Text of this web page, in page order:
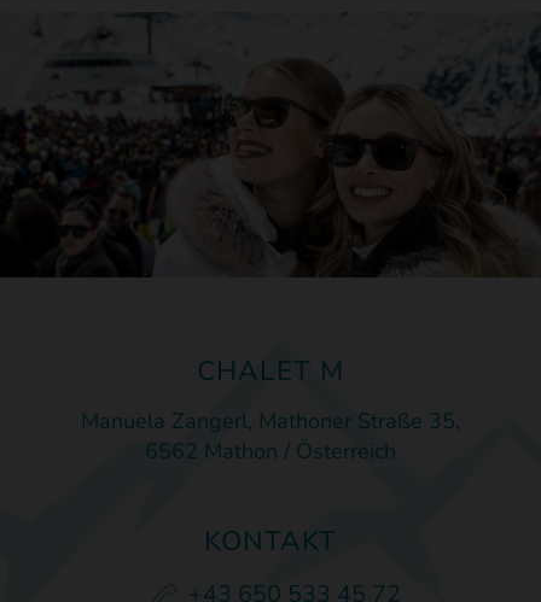
CHALET M
Manuela Zangerl, Mathoner Straße 35,
6562 Mathon / Österreich
KONTAKT
+43 650 533 45 72